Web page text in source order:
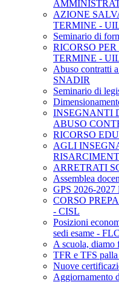
AZIONE
TERMINE -
Seminario di
RICORSO
TERMINE -
Abuso contratti
SNADIR
Seminario di
INSEGNANTI
ABUSO
RICORSO
AGLI
ARRETRATI
Assemblea
GPS 2026-
CORSO
- CISL
Posizioni
sedi esame -
A scuola, diamo
TFR e TFS
Nuove
Aggiornamento